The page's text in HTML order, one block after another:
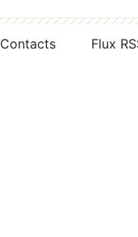
Contacts Flux